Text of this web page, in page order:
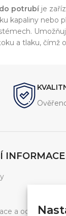
potrubíje
kapaliny nebo
a tlaku, čímž
INFORMACE
a ocenění